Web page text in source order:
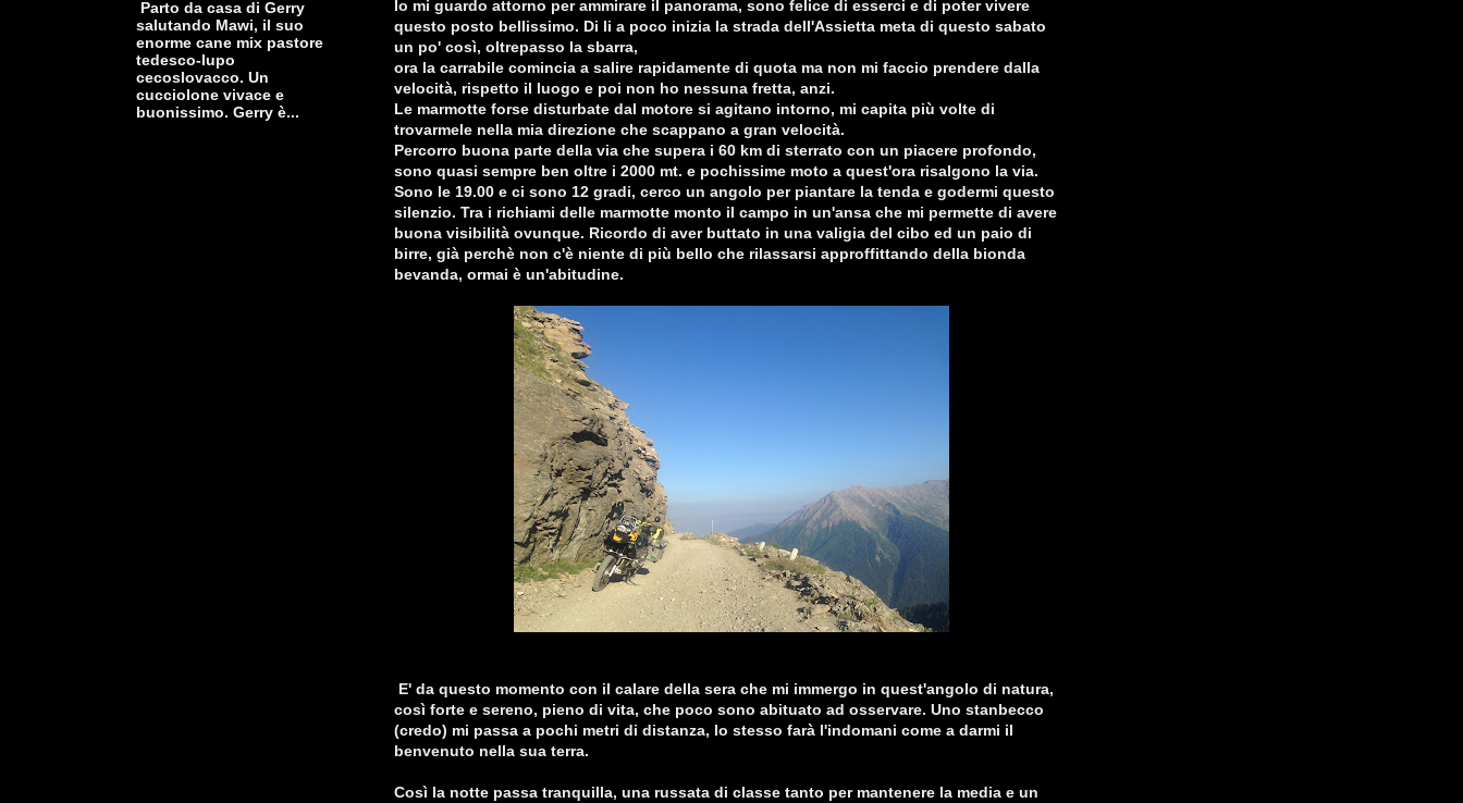
Io mi guardo attorno per ammirare il panorama, sono felice di esserci e di poter vivere
questo posto bellissimo. Di li a poco inizia la strada dell'Assietta meta di questo sabato
un po' così, oltrepasso la sbarra,
ora la carrabile comincia a salire rapidamente di quota ma non mi faccio prendere dalla
velocità, rispetto il luogo e poi non ho nessuna fretta, anzi.
Le marmotte forse disturbate dal motore si agitano intorno, mi capita più volte di
trovarmele nella mia direzione che scappano a gran velocità.
Percorro buona parte della via che supera i 60 km di sterrato con un piacere profondo,
sono quasi sempre ben oltre i 2000 mt. e pochissime moto a quest'ora risalgono la via.
Sono le 19.00 e ci sono 12 gradi, cerco un angolo per piantare la tenda e godermi questo
silenzio. Tra i richiami delle marmotte monto il campo in un'ansa che mi permette di avere
buona visibilità ovunque. Ricordo di aver buttato in una valigia del cibo ed un paio di
birre, già perchè non c'è niente di più bello che rilassarsi approffittando della bionda
bevanda, ormai è un'abitudine.
E' da questo momento con il calare della sera che mi immergo in quest'angolo di natura,
così forte e sereno, pieno di vita, che poco sono abituato ad osservare. Uno stanbecco
(credo) mi passa a pochi metri di distanza, lo stesso farà l'indomani come a darmi il
benvenuto nella sua terra.
Così la notte passa tranquilla, una russata di classe tanto per mantenere la media e un
Parto da casa di Gerry
salutando Mawi, il suo
enorme cane mix pastore
tedesco-lupo
cecoslovacco. Un
cucciolone vivace e
buonissimo. Gerry è...